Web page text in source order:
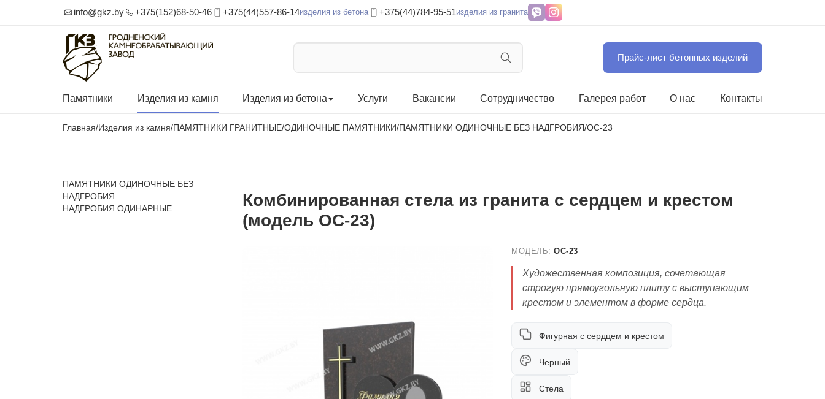
info@gkz.by +375(152)68-50-46 +375(44)557-86-14изделия из бетона +375(44)784-95-51изделия из гранита
Прайс-лист бетонных изделий
Памятники Изделия из камня Изделия из бетона Услуги Вакансии Сотрудничество Галерея работ О нас Контакты
Главная/Изделия из камня/ПАМЯТНИКИ ГРАНИТНЫЕ/ОДИНОЧНЫЕ ПАМЯТНИКИ/ПАМЯТНИКИ ОДИНОЧНЫЕ БЕЗ НАДГРОБИЯ/ОС-23
ПАМЯТНИКИ ОДИНОЧНЫЕ БЕЗ
НАДГРОБИЯ
НАДГРОБИЯ ОДИНАРНЫЕ
Комбинированная стела из гранита с сердцем и крестом
(модель ОС-23)
МОДЕЛЬ:ОС-23
Художественная композиция, сочетающая
строгую прямоугольную плиту с выступающим
крестом и элементом в форме сердца.
Фигурная с сердцем и крестом
Черный
Стела